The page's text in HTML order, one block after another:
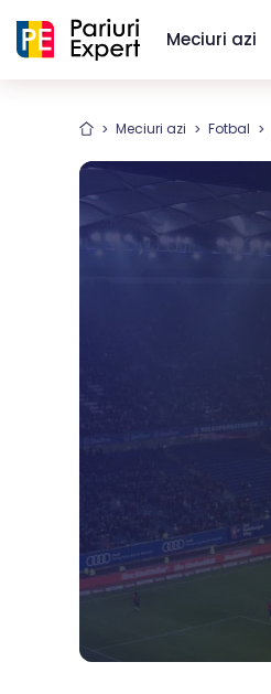
Meciuri azi
Meciuri azi Fotbal